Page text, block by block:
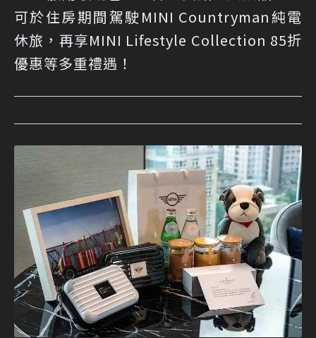
可於住房期間駕駛MINI Countryman純電
休旅，再享MINI Lifestyle Collection 85折
優惠等多重禮遇！